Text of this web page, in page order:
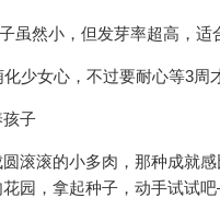
虽然小，但发芽率超高，适
少女心，不过要耐心等3周
子
滚滚的小多肉，那种成就
园，拿起种子，动手试试